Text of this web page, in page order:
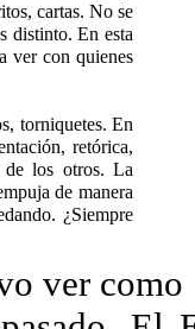
cartas. No se
distinto. En esta
ver con quienes
torniquetes. En
retórica,
de los otros. La
de manera
¿Siempre
ver